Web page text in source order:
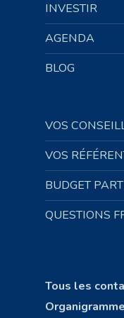
INVESTIR
AGENDA
BLOG
VOS
VOS
BUDGET
QUESTIONS
Tous les
Organigramme